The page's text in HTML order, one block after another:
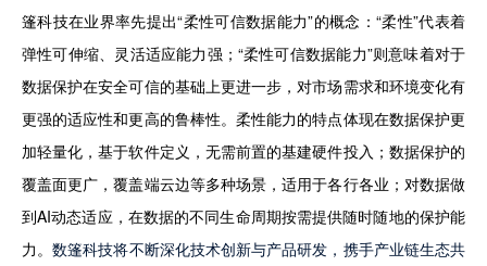
篷科技在业界率先提出“柔性可信数据能力”的概念：“柔性”代表着
弹性可伸缩、灵活适应能力强；“柔性可信数据能力”则意味着对于
数据保护在安全可信的基础上更进一步，对市场需求和环境变化有
更强的适应性和更高的鲁棒性。柔性能力的特点体现在数据保护更
加轻量化，基于软件定义，无需前置的基建硬件投入；数据保护的
覆盖面更广，覆盖端云边等多种场景，适用于各行各业；对数据做
到AI动态适应，在数据的不同生命周期按需提供随时随地的保护能
力。数篷科技将不断深化技术创新与产品研发，携手产业链生态共